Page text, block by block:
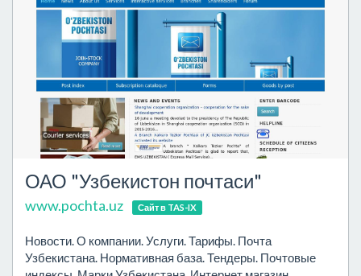
ОАО "Узбекистон почтаси"
www.pochta.uz Сайт в TAS-IX
Новости. О компании. Услуги. Тарифы. Почта
Узбекистана. Нормативная база. Тендеры. Почтовые